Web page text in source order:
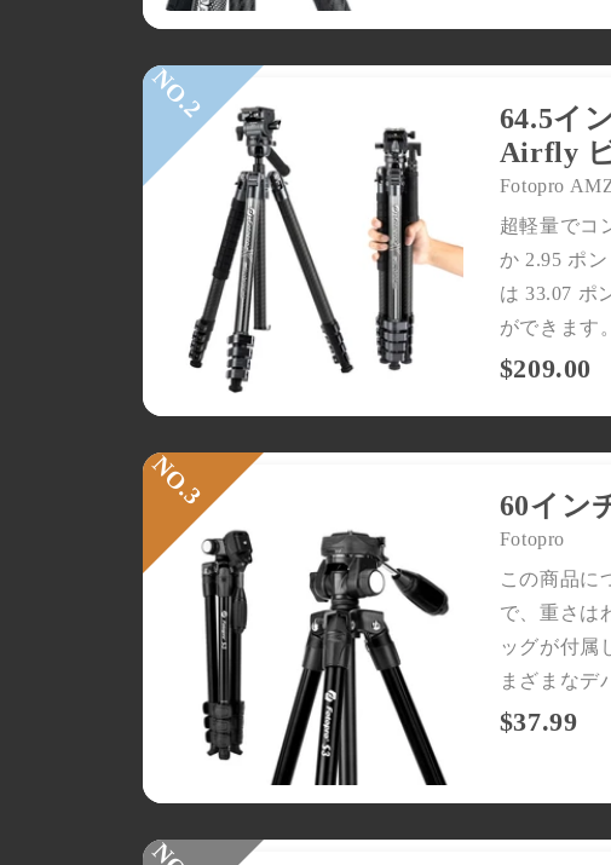
ベストセラー
世界中のお客様に愛されている当
社の最も人気のある製品をご覧く
今すぐ見る >>
ミニ三脚ディール
🔥 ミニ三脚のお買い得品！軽量
で頑丈。今すぐ手に入れましょ
う！📸
Watch Now >>
注文トラッカー
64.5イ
Airfly
Fotopro
超軽量でコ
か 2.95 ポ
は 33.07 ポ
ができます
$209.00
60イン
Fotopro
この商品に
で、重さは
ッグが付属
まざまなデ
$37.99